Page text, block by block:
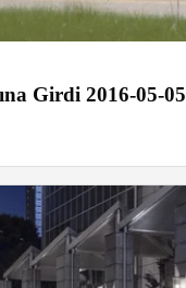
Girdi 2016-05-05